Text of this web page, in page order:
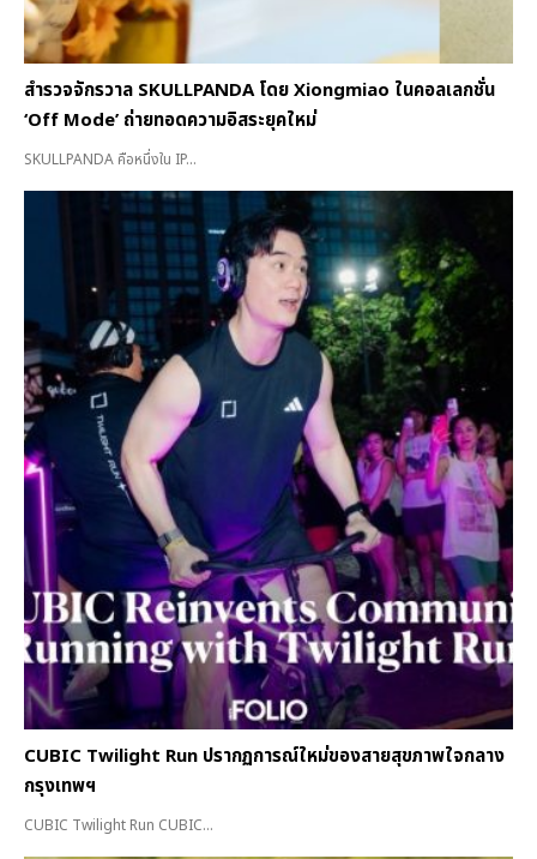
สำรวจจักรวาล SKULLPANDA โดย Xiongmiao ในคอลเลกชั่น
‘Off Mode’ ถ่ายทอดความอิสระยุคใหม่
SKULLPANDA คือหนึ่งใน IP...
CUBIC Twilight Run ปรากฏการณ์ใหม่ของสายสุขภาพใจกลาง
กรุงเทพฯ
CUBIC Twilight Run CUBIC...